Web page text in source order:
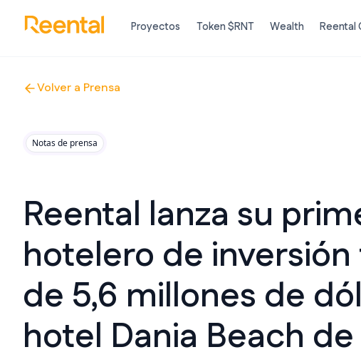
Proyectos Token $RNT Wealth Reental
Volver a Prensa
Notas de prensa
Reental lanza su
hotelero de
de 5,6 millones de
hotel Dania Beach